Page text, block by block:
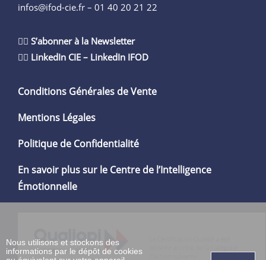
Nous utilisons et stockons des
informations par le dépôt de cookies
infos@ifod-cie.fr – 01 40 20 21 22
👉🏻 S’abonner à la Newsletter
👉🏻 LinkedIn CIE – LinkedIn IFOD
Conditions Générales de Vente
Mentions Légales
Politique de Confidentialité
En savoir plus sur le Centre de l’Intelligence
Émotionnelle